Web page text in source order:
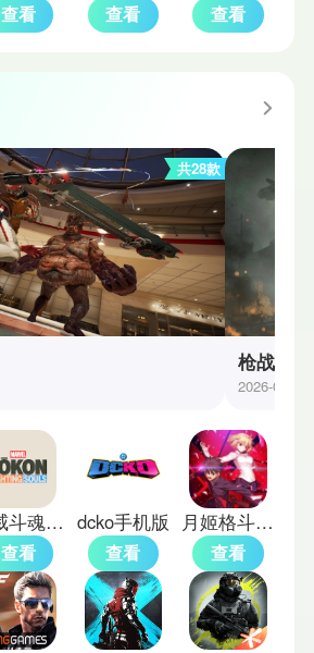
查看 查看 查看
共28款
枪战射
2026-08-03
漫威斗魂手机版
查看
dcko手机版
查看
月姬格斗汉化版
查看